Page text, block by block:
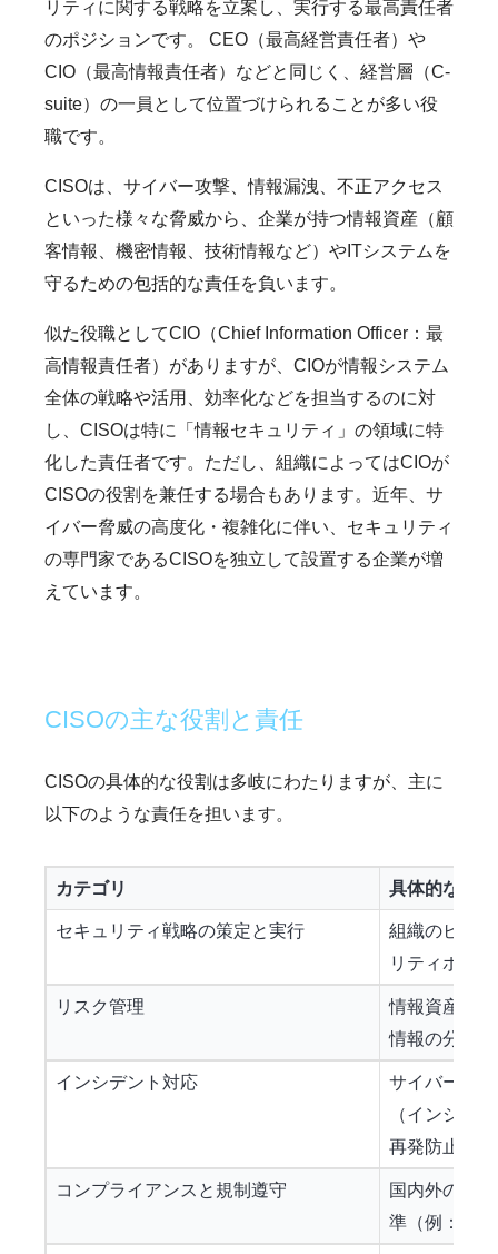
リティに関する戦略を立案し、実行する最高責任者
のポジションです。 CEO（最高経営責任者）や
CIO（最高情報責任者）などと同じく、経営層（C-
suite）の一員として位置づけられることが多い役
職です。
CISOは、サイバー攻撃、情報漏洩、不正アクセス
といった様々な脅威から、企業が持つ情報資産（顧
客情報、機密情報、技術情報など）やITシステムを
守るための包括的な責任を負います。
似た役職としてCIO（Chief Information Officer：最
高情報責任者）がありますが、CIOが情報システム
全体の戦略や活用、効率化などを担当するのに対
し、CISOは特に「情報セキュリティ」の領域に特
化した責任者です。ただし、組織によってはCIOが
CISOの役割を兼任する場合もあります。近年、サ
イバー脅威の高度化・複雑化に伴い、セキュリティ
の専門家であるCISOを独立して設置する企業が増
えています。
CISOの主な役割と責任
CISOの具体的な役割は多岐にわたりますが、主に
以下のような責任を担います。
カテゴリ 具体的な内容
セキュリティ戦略の策定と実行
組織のビジ
リティポリ
リスク管理
情報資産に
情報の分析
インシデント対応
サイバー攻
（インシデ
再発防止策
コンプライアンスと規制遵守
国内外の個
準（例：PCI